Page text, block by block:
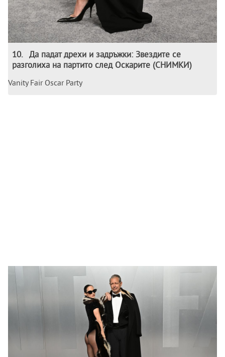
10.
Да падат дрехи и задръжки: Звездите се
разголиха на партито след Оскарите (СНИМКИ)
Vanity Fair Oscar Party